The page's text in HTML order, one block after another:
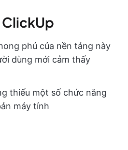
ClickUp
phú của nền tảng này
dùng mới cảm thấy
thiếu một số chức năng
máy tính